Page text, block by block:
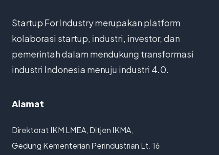
Startup For Industry merupakan platform
kolaborasi startup, industri, investor, dan
pemerintah dalam mendukung transformasi
industri Indonesia menuju industri 4.0.
Alamat
Direktorat IKM LMEA, Ditjen IKMA,
Gedung Kementerian Perindustrian Lt. 16